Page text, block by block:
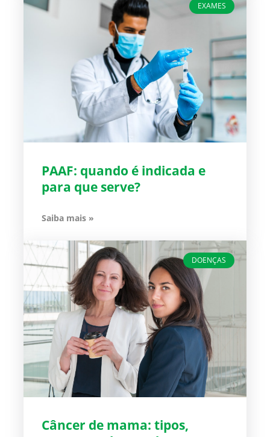
EXAMES
PAAF: quando é indicada e
para que serve?
Saiba mais »
DOENÇAS
Câncer de mama: tipos,